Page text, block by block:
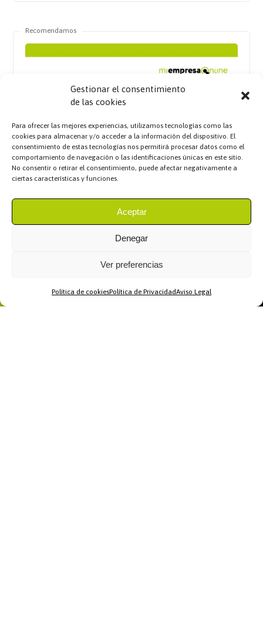
Gestionar el consentimiento
de las cookies
Para ofrecer las mejores experiencias, utilizamos tecnologías como las
cookies para almacenar y/o acceder a la información del dispositivo. El
consentimiento de estas tecnologías nos permitirá procesar datos como el
comportamiento de navegación o las identificaciones únicas en este sitio.
No consentir o retirar el consentimiento, puede afectar negativamente a
ciertas características y funciones.
Aceptar
Denegar
Ver preferencias
Política de cookiesPolítica de PrivacidadAviso Legal
Recomendamos
WhatsApp Llamar